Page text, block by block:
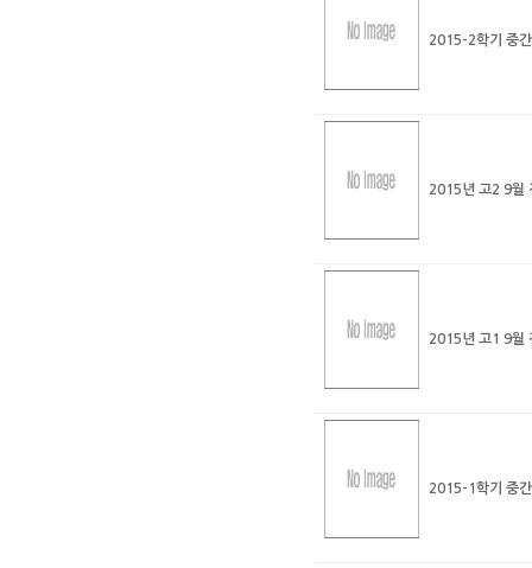
2015-2학기 중
2015년 고2 9월
2015년 고1 9월
2015-1학기 중